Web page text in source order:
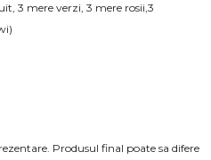
3 mere verzi, 3 mere rosii,3
Produsul final poate sa difere